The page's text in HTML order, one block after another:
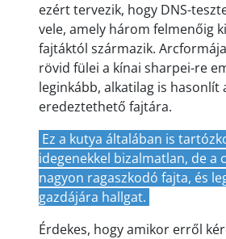
ezért tervezik, hogy DNS-
vele, amely három felmenőig
fajtáktól származik.
rövid fülei a kínai sharpei-re
leginkább, alkatilag is hasonlít
eredeztethető fajtára.
Ez a kutya általában is
idegenekkel bizalmatlan, de a
nagyon ragaszkodó fajta, és
gazdájára hallgat.
Érdekes, hogy amikor erről